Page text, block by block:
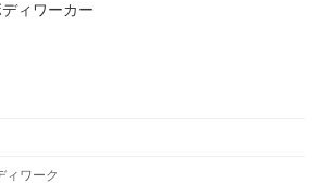
ィワーカー
ィワーク